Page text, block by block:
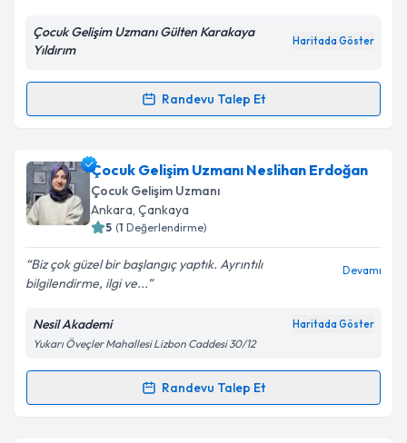
kapsamda işlenmesini kabul ediyorum.
Çocuk Gelişim Uzmanı Gülten Karakaya
Yıldırım
Haritada Göster
Randevu Talep Et
Randevu Takvimi Talebi
Çocuk Gelişim Uzmanı Gülten Yıldırımiçin
randevu takvimi talebi oluşturun. Size bu uzmandan
randevu almanız için bir takvim hazırlandığında e-
posta ile bilgilendireceğiz.
E-posta Adresiniz
Kişisel verilerimin işlenmesine ilişkin
Metni'ni okudum ve kişisel verilerimin belirtilen
kapsamda işlenmesini kabul ediyorum.
Çocuk Gelişim Uzmanı Neslihan Erdoğan
Çocuk Gelişim Uzmanı
Ankara, Çankaya
5 (1 Değerlendirme)
Biz çok güzel bir başlangıç yaptık. Ayrıntılı
bilgilendirme, ilgi ve...
Devamı
Nesil Akademi Haritada Göster
Yukarı Öveçler Mahallesi Lizbon Caddesi 30/12
Randevu Talep Et
Randevu Takvimi Talebi